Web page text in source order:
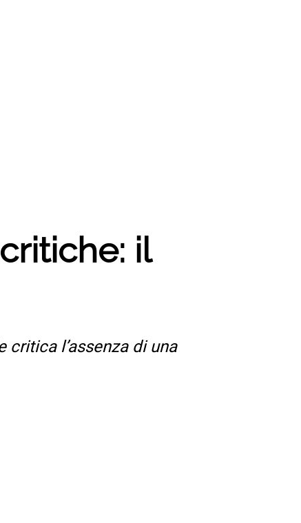
il
critica l’assenza di una